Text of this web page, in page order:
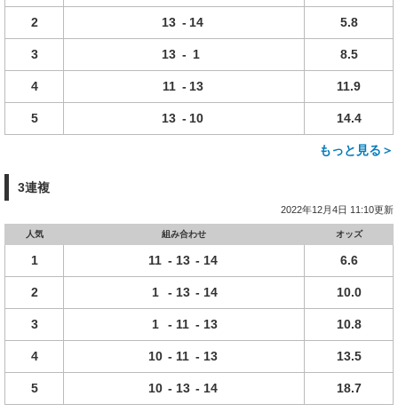
2 13 - 14 5.8
3 13 - 1 8.5
4 11 - 13 11.9
5 13 - 10 14.4
もっと見る＞
3連複
2022年12月4日 11:10更新
人気 組み合わせ オッズ
1 11 - 13 - 14 6.6
2 1 - 13 - 14 10.0
3 1 - 11 - 13 10.8
4 10 - 11 - 13 13.5
5 10 - 13 - 14 18.7